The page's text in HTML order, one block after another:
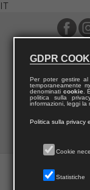
IT
GDPR
Per poter gestire
temporaneamente
denominati cookie.
politica sulla
informazioni, leggi la
Politica sulla privacy
Cookie
Statistiche